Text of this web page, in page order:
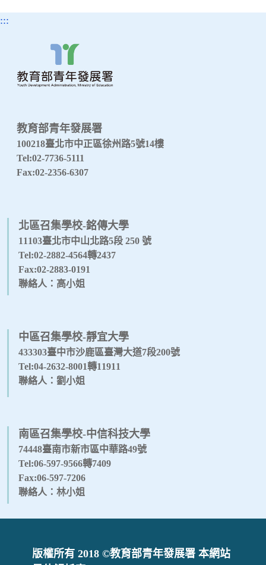
:::
教育部青年發展署
100218臺北市中正區徐州路5號14樓
Tel:02-7736-5111
Fax:02-2356-6307
北區召集學校-銘傳大學
11103臺北市中山北路5段 250 號
Tel:02-2882-4564轉2437
Fax:02-2883-0191
聯絡人：高小姐
中區召集學校-靜宜大學
433303臺中市沙鹿區臺灣大道7段200號
Tel:04-2632-8001轉11911
聯絡人：劉小姐
南區召集學校-中信科技大學
74448臺南市新市區中華路49號
Tel:06-597-9566轉7409
Fax:06-597-7206
聯絡人：林小姐
版權所有 2018 ©教育部青年發展署 本網站